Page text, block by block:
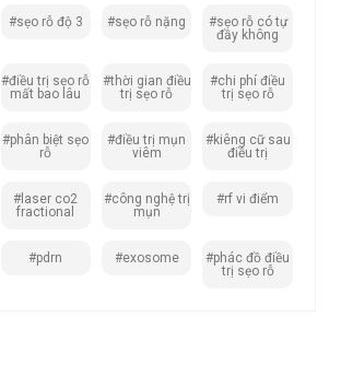
#sẹo rỗ độ 3 #sẹo rỗ nặng
#sẹo rỗ có tự
đầy không
#điều trị sẹo rỗ
mất bao lâu
#thời gian điều
trị sẹo rỗ
#chi phí điều
trị sẹo rỗ
#phân biệt sẹo
rỗ
#điều trị mụn
viêm
#kiêng cữ sau
điều trị
#laser co2
fractional
#công nghệ trị
mụn
#rf vi điểm
#pdrn #exosome
#phác đồ điều
trị sẹo rỗ